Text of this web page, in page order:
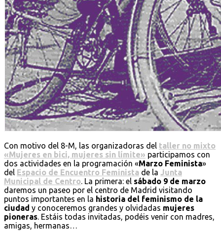
Con motivo del 8-M, las organizadoras del taller no mixto
«Mujeres en bici, mujeres sin límite» participamos con
dos actividades en la programación «Marzo Feminista»
del Espacio de Encuentro Feminista de la Junta
Municipal de Centro. La primera: el sábado 9 de marzo
daremos un paseo por el centro de Madrid visitando
puntos importantes en la historia del feminismo de la
ciudad y conoceremos grandes y olvidadas mujeres
pioneras. Estáis todas invitadas, podéis venir con madres,
amigas, hermanas…